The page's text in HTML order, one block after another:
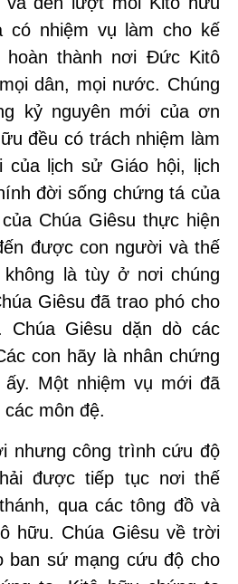
có nhiệm vụ làm cho kế
hoàn thành nơi Đức Kitô
dân, mọi nước. Chúng
kỷ nguyên mới của ơn
đều có trách nhiệm làm
của lịch sử Giáo hội, lịch
đời sống chứng tá của
Chúa Giêsu thực hiện
được con người và thế
là tùy ở nơi chúng
Giêsu đã trao phó cho
Giêsu dặn dò các
con hãy là nhân chứng
Một nhiệm vụ mới đã
môn đệ.
nhưng công trình cứu độ
được tiếp tục nơi thế
qua các tông đồ và
hữu. Chúa Giêsu về trời
ban sứ mạng cứu độ cho